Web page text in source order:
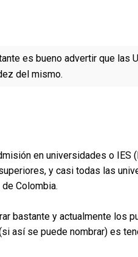
es bueno advertir que
del mismo.
en universidades o IES
y casi todas las
Colombia.
bastante y actualmente
se puede nombrar) es